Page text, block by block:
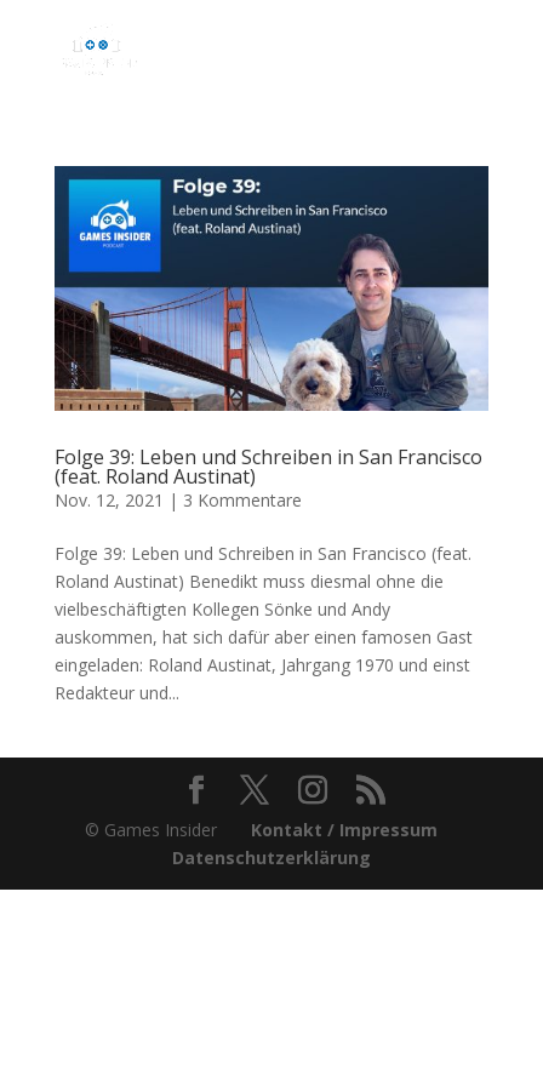
Folge 39: Leben und Schreiben in San Francisco
(feat. Roland Austinat)
Nov. 12, 2021 | 3 Kommentare
Folge 39: Leben und Schreiben in San Francisco (feat.
Roland Austinat) Benedikt muss diesmal ohne die
vielbeschäftigten Kollegen Sönke und Andy
auskommen, hat sich dafür aber einen famosen Gast
eingeladen: Roland Austinat, Jahrgang 1970 und einst
Redakteur und...
© Games Insider Kontakt / Impressum
Datenschutzerklärung